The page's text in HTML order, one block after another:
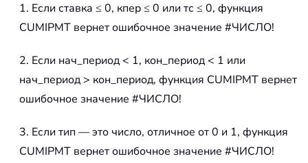
1. Если ставка ≤ 0, кпер ≤ 0 или тс ≤ 0, функция
CUMIPMT вернет ошибочное значение #ЧИСЛО!
2. Если нач_период < 1, кон_период < 1 или
нач_период > кон_период, функция CUMIPMT вернет
ошибочное значение #ЧИСЛО!
3. Если тип — это число, отличное от 0 и 1, функция
CUMIPMT вернет ошибочное значение #ЧИСЛО!